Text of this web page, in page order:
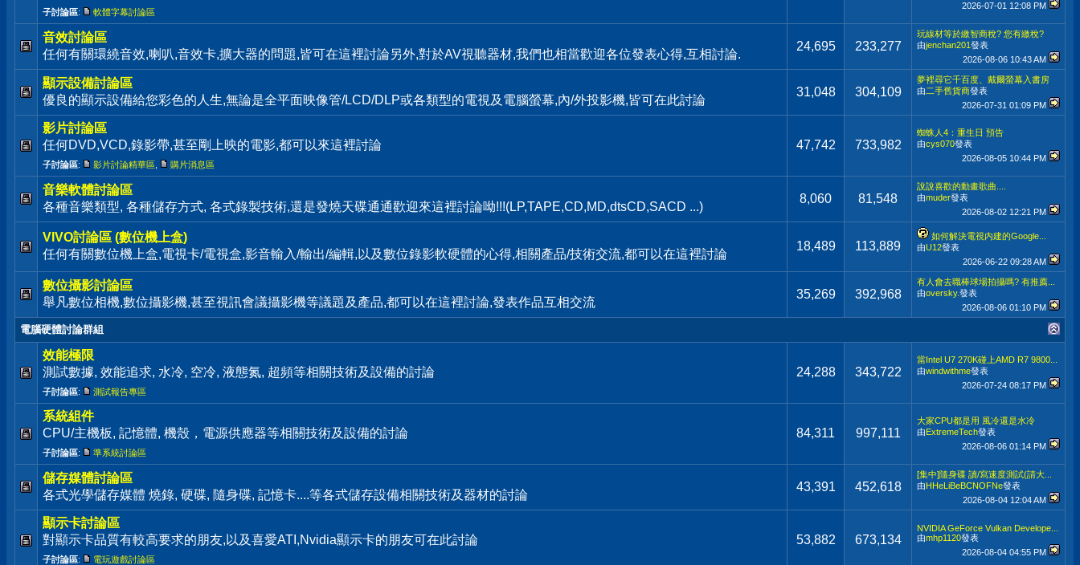
子討論區: 軟體字幕討論區
2026-07-01 12:08 PM
音效討論區
任何有關環繞音效,喇叭,音效卡,擴大器的問題,皆可在這裡討論另外,對於AV視聽器材,我們也相當歡迎各位發表心得,互相討論.
24,695 233,277
玩線材等於繳智商稅? 您有繳稅?
由jenchan201發表
2026-08-06 10:43 AM
顯示設備討論區
優良的顯示設備給您彩色的人生,無論是全平面映像管/LCD/DLP或各類型的電視及電腦螢幕,內/外投影機,皆可在此討論
31,048 304,109
夢裡尋它千百度、戴爾螢幕入書房
由二手舊貨商發表
2026-07-31 01:09 PM
影片討論區
任何DVD,VCD,錄影帶,甚至剛上映的電影,都可以來這裡討論
子討論區: 影片討論精華區 購片消息區
47,742 733,982
蜘蛛人4：重生日 預告
由cys070發表
2026-08-05 10:44 PM
音樂軟體討論區
各種音樂類型, 各種儲存方式, 各式錄製技術,還是發燒天碟通通歡迎來這裡討論呦!!!(LP,TAPE,CD,MD,dtsCD,SACD ...)
8,060 81,548
說說喜歡的動畫歌曲....
由muder發表
2026-08-02 12:21 PM
VIVO討論區 (數位機上盒)
任何有關數位機上盒,電視卡/電視盒,影音輸入/輸出/編輯,以及數位錄影軟硬體的心得,相關產品/技術交流,都可以在這裡討論
18,489 113,889
如何解決電視内建的Google...
由U12發表
2026-06-22 09:28 AM
數位攝影討論區
舉凡數位相機,數位攝影機,甚至視訊會議攝影機等議題及產品,都可以在這裡討論,發表作品互相交流
35,269 392,968
有人會去職棒球場拍攝嗎? 有推薦...
由oversky.發表
2026-08-06 01:10 PM
電腦硬體討論群組
效能極限
測試數據, 效能追求, 水冷, 空冷, 液態氮, 超頻等相關技術及設備的討論
子討論區: 測試報告專區
24,288 343,722
當Intel U7 270K碰上AMD R7 9800...
由windwithme發表
2026-07-24 08:17 PM
系統組件
CPU/主機板, 記憶體, 機殼，電源供應器等相關技術及設備的討論
子討論區: 準系統討論區
84,311 997,111
大家CPU都是用 風冷還是水冷
由ExtremeTech發表
2026-08-06 01:14 PM
儲存媒體討論區
各式光學儲存媒體 燒錄, 硬碟, 隨身碟, 記憶卡....等各式儲存設備相關技術及器材的討論
43,391 452,618
[集中]隨身碟 讀/寫速度測試(請大...
由HHeLiBeBCNOFNe發表
2026-08-04 12:04 AM
顯示卡討論區
對顯示卡品質有較高要求的朋友,以及喜愛ATI,Nvidia顯示卡的朋友可在此討論
子討論區: 電玩遊戲討論區
53,882 673,134
NVIDIA GeForce Vulkan Develope...
由mhp1120發表
2026-08-04 04:55 PM